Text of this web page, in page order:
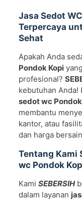
Jasa Sedot
Terpercaya
Sehat
Apakah Anda
Pondok Kopi
profesional?
kebutuhan Anda!
sedot wc
membantu
kantor, atau
dan harga
Tentang Kami
wc Pondok
Kami SEBERSIH
dalam layanan